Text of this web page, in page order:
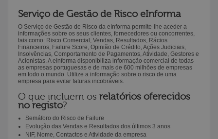
Serviço de Gestão de Risco eInforma
O Serviço de Gestão de Risco da eInforma permite-lhe aceder a
informações sobre os seus clientes, fornecedores ou concorrentes,
tais como: Risco Comercial, Vendas, Resultados, Rácios
Financeiros, Failure Score, Opinião de Crédito, Ações Judiciais,
Insolvências, Comportamento de Pagamentos, Atividade, Gestores e
Acionistas. A eInforma disponibiliza informação comercial de todas
as empresas portuguesas e de mais de 600 milhões de empresas
em todo o mundo. Utilize a informação sobre o risco de uma
empresa para evitar faturas incobráveis.
O que incluem os relatórios oferecidos
no registo?
Semáforo do Risco de Failure
Evolução das Vendas e Resultados dos últimos 3 anos
NIF, Nome, Contactos e Atividade da empresa